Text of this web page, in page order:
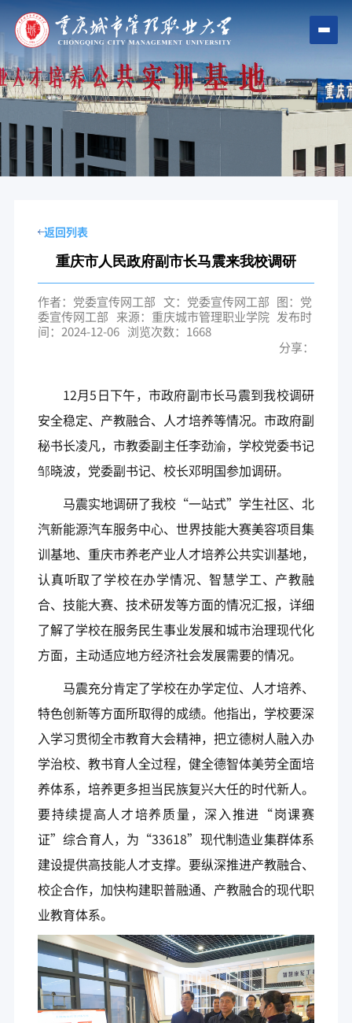
返回列表
重庆市人民政府副市长马震来我校调研
作者：党委宣传网工部 文：党委宣传网工部 图：党
委宣传网工部 来源：重庆城市管理职业学院 发布时
间：2024-12-06 浏览次数： 1668
分享：
12月5日下午，市政府副市长马震到我校调研
安全稳定、产教融合、人才培养等情况。市政府副
秘书长凌凡，市教委副主任李劲渝，学校党委书记
邹晓波，党委副书记、校长邓明国参加调研。
马震实地调研了我校“一站式”学生社区、北
汽新能源汽车服务中心、世界技能大赛美容项目集
训基地、重庆市养老产业人才培养公共实训基地，
认真听取了学校在办学情况、智慧学工、产教融
合、技能大赛、技术研发等方面的情况汇报，详细
了解了学校在服务民生事业发展和城市治理现代化
方面，主动适应地方经济社会发展需要的情况。
马震充分肯定了学校在办学定位、人才培养、
特色创新等方面所取得的成绩。他指出，学校要深
入学习贯彻全市教育大会精神，把立德树人融入办
学治校、教书育人全过程，健全德智体美劳全面培
养体系，培养更多担当民族复兴大任的时代新人。
要持续提高人才培养质量，深入推进“岗课赛
证”综合育人，为“33618”现代制造业集群体系
建设提供高技能人才支撑。要纵深推进产教融合、
校企合作，加快构建职普融通、产教融合的现代职
业教育体系。